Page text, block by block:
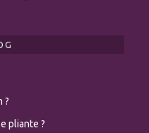
?
pliante ?